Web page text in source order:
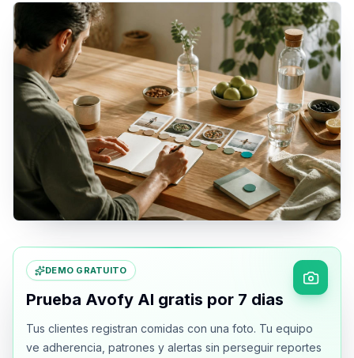
DEMO GRATUITO
Prueba Avofy AI gratis por 7 dias
Tus clientes registran comidas con una foto. Tu equipo
ve adherencia, patrones y alertas sin perseguir reportes